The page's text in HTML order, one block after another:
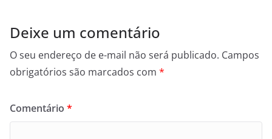
Deixe um comentário
O seu endereço de e-mail não será publicado. Campos
obrigatórios são marcados com *
Comentário *